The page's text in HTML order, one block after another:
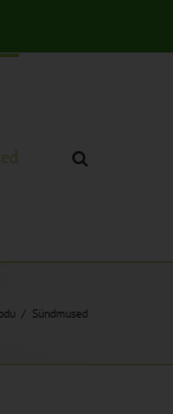
Sündmused